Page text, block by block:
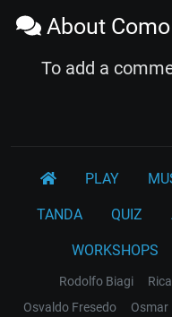
About
To add a
PLAY
TANDA QUIZ
WORKSHOPS
Rodolfo Biagi
Osvaldo Fresedo
Osmar